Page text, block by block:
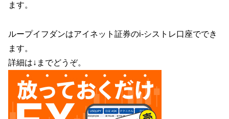
ます。
ループイフダンはアイネット証券のi-シストレ口座ででき
ます。
詳細は↓までどうぞ。